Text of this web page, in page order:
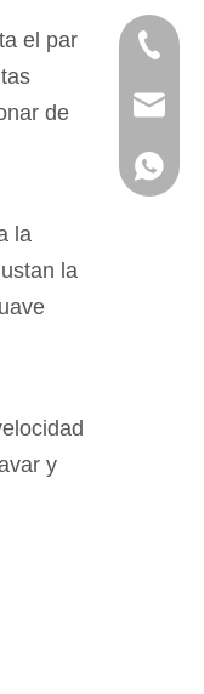
el par
de
la
la
y
+86-